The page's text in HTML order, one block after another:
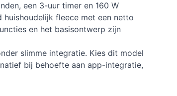
een 3-uur timer en 160 W
fleece met een netto
en het basisontwerp zijn
slimme integratie. Kies dit model
bij behoefte aan app-integratie,